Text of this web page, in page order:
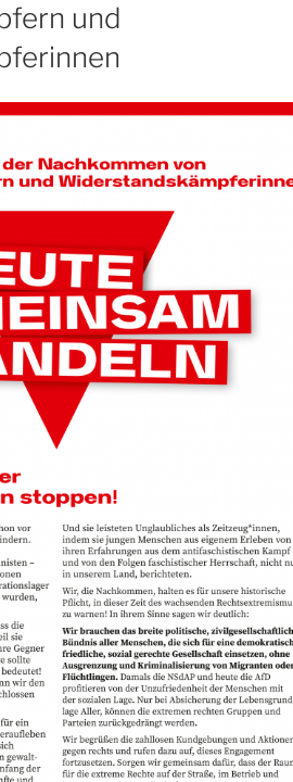
und